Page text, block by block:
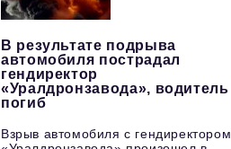
В результате подрыва
автомобиля пострадал
гендиректор
«Уралдронзавода», водитель
погиб
Взрыв автомобиля с гендиректором